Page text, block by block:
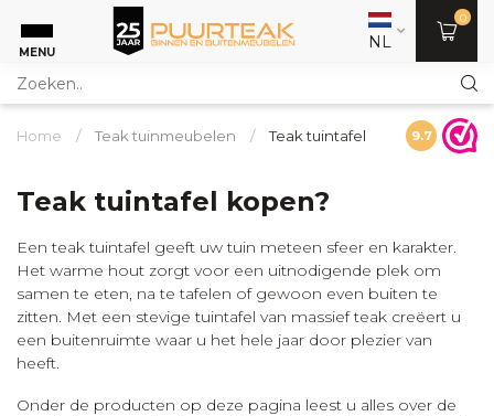
MENU NL
0
Home / Teak tuinmeubelen / Teak tuintafel 9.7
Teak tuintafel kopen?
Een teak tuintafel geeft uw tuin meteen sfeer en karakter.
Het warme hout zorgt voor een uitnodigende plek om
samen te eten, na te tafelen of gewoon even buiten te
zitten. Met een stevige tuintafel van massief teak creëert u
een buitenruimte waar u het hele jaar door plezier van
heeft.
Onder de producten op deze pagina leest u alles over de